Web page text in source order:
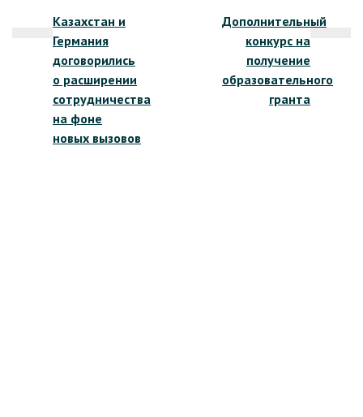
записям
Казахстан и
Германия
договорились
о расширении
сотрудничества
на фоне
новых вызовов
Дополнительный
конкурс на
получение
образовательного
гранта